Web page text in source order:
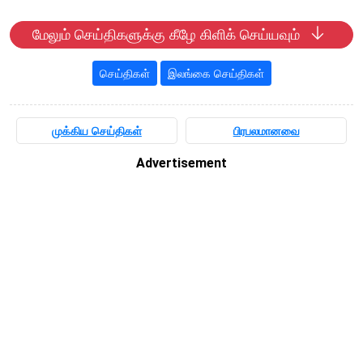
மேலும் செய்திகளுக்கு கீழே கிளிக் செய்யவும்
செய்திகள் இலங்கை செய்திகள்
முக்கிய செய்திகள் பிரபலமானவை
Advertisement